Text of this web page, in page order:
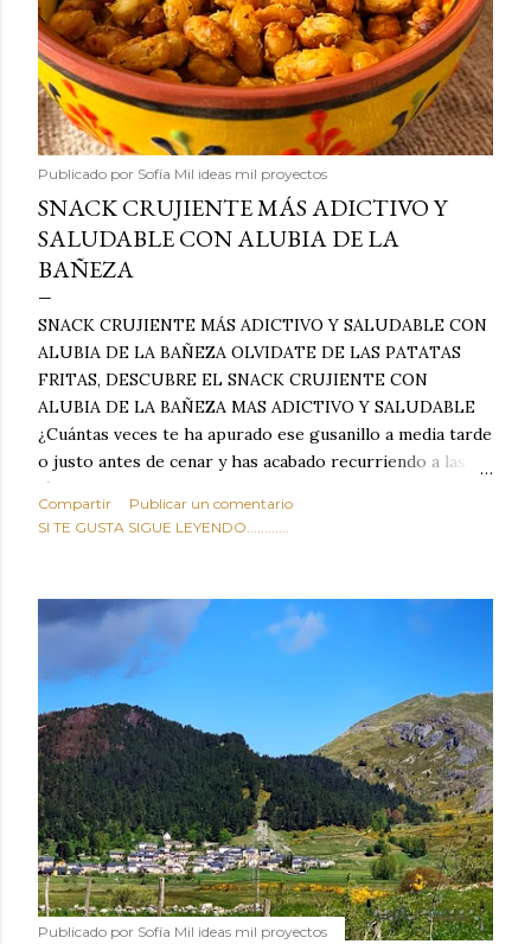
Publicado por Sofía Mil ideas mil proyectos
SNACK CRUJIENTE MÁS ADICTIVO Y
SALUDABLE CON ALUBIA DE LA
BAÑEZA
SNACK CRUJIENTE MÁS ADICTIVO Y SALUDABLE CON
ALUBIA DE LA BAÑEZA OLVIDATE DE LAS PATATAS
FRITAS, DESCUBRE EL SNACK CRUJIENTE CON
ALUBIA DE LA BAÑEZA MAS ADICTIVO Y SALUDABLE
¿Cuántas veces te ha apurado ese gusanillo a media tarde
o justo antes de cenar y has acabado recurriendo a las
típicas patatas de bolsa, frutos secos fritos o snacks
ultraprocesados llenos de grasas saturadas y sodio?
sabroso, con ese toque tostado y crujiente que tanto nos
satisface. Estas alubias crujientes al horno van a cambiar
por completo tu forma de ver las legumbres. Olvídate de
asociar las alubias únicamente a los guisos tradicionales y
copiosos de invierno. Con esta receta simple pero
revolucionaria, transformaremos un ingrediente tan
humilde como la alubia de La Bañeza en un snack ligero,
dorado, cargado de proteína y 100% natural. Es el
sustituto perfecto a los frutos se...
Compartir
Publicar un comentario
SI TE GUSTA SIGUE LEYENDO............
Publicado por Sofía Mil ideas mil proyectos